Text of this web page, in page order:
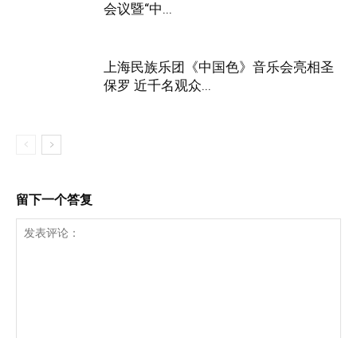
会议暨“中...
上海民族乐团《中国色》音乐会亮相圣
保罗 近千名观众...
留下一个答复